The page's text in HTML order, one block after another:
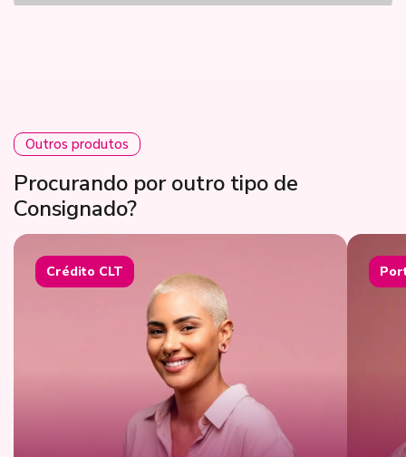
Outros produtos
Procurando por outro tipo de
Consignado?
Crédito CLT